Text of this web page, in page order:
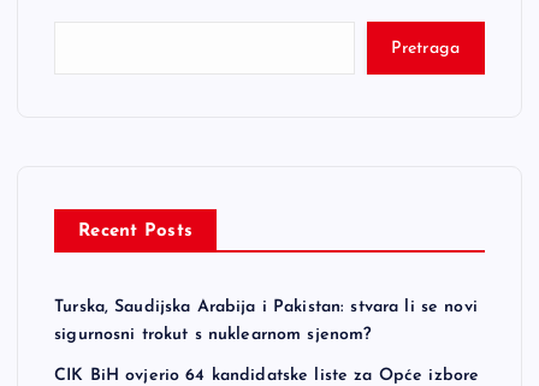
Pretraga
Recent Posts
Turska, Saudijska Arabija i Pakistan: stvara li se novi
sigurnosni trokut s nuklearnom sjenom?
CIK BiH ovjerio 64 kandidatske liste za Opće izbore